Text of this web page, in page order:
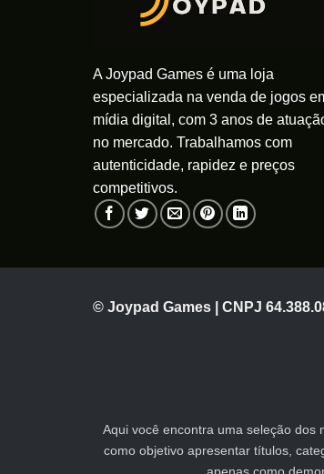
A Joypad Games é uma loja
especializada na venda de jogos
mídia digital, com 3 anos de
no mercado. Trabalhamos com
autenticidade, rapidez e preços
competitivos.
© Joypad Games | CNPJ
Aqui você encontra uma seleção dos
como objetivo apresentar títulos,